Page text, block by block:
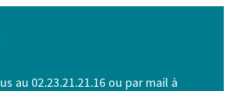
au02.23.21.21.16ou par mail à